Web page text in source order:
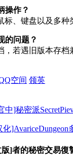
操作？
标、键盘以及多种
的问题？
，若遇旧版本存档
空间 领英
中]秘密派
化
]者的秘密交易復